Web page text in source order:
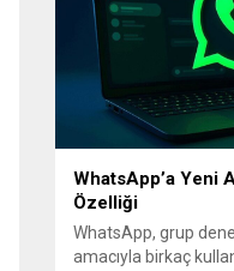
Hazırlanan
varlığını sona
mühimmatını
kurumlarınca tespiti...
WhatsApp’a Yeni
Özelliği
WhatsApp, grup
amacıyla birkaç